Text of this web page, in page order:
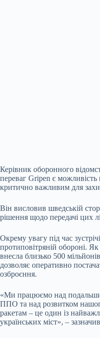
Керівник оборонного
переваг Gripen є
критично важливим для
Він висловив шведській
рішення щодо передачі цих
Окрему увагу під час
протиповітряній обороні.
внесла близько 500
дозволяє оперативно
озброєння.
«Ми працюємо над
ППО та над розвитком
ракетам – це один із
українських міст», –